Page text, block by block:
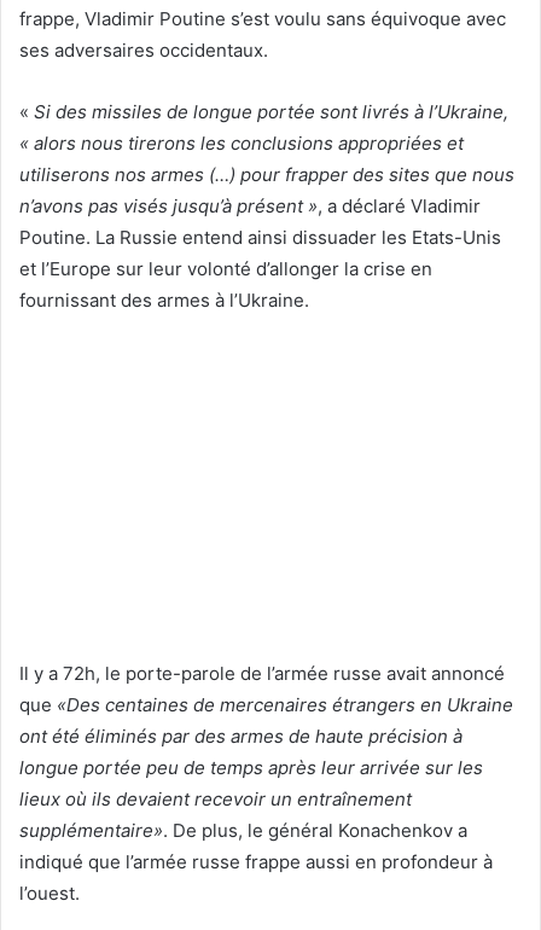
frappe, Vladimir Poutine s’est voulu sans équivoque avec
ses adversaires occidentaux.
« Si des missiles de longue portée sont livrés à l’Ukraine,
« alors nous tirerons les conclusions appropriées et
utiliserons nos armes (…) pour frapper des sites que nous
n’avons pas visés jusqu’à présent », a déclaré Vladimir
Poutine. La Russie entend ainsi dissuader les Etats-Unis
et l’Europe sur leur volonté d’allonger la crise en
fournissant des armes à l’Ukraine.
Il y a 72h, le porte-parole de l’armée russe avait annoncé
que «Des centaines de mercenaires étrangers en Ukraine
ont été éliminés par des armes de haute précision à
longue portée peu de temps après leur arrivée sur les
lieux où ils devaient recevoir un entraînement
supplémentaire». De plus, le général Konachenkov a
indiqué que l’armée russe frappe aussi en profondeur à
l’ouest.